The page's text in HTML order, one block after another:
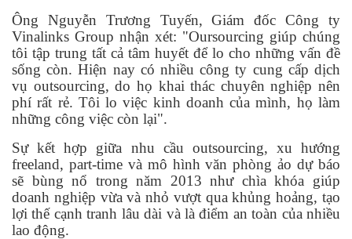
Ông Nguyễn Trương Tuyến, Giám đốc Công ty
Vinalinks Group nhận xét: "Oursourcing giúp chúng
tôi tập trung tất cả tâm huyết để lo cho những vấn đề
sống còn. Hiện nay có nhiều công ty cung cấp dịch
vụ outsourcing, do họ khai thác chuyên nghiệp nên
phí rất rẻ. Tôi lo việc kinh doanh của mình, họ làm
những công việc còn lại".
Sự kết hợp giữa nhu cầu outsourcing, xu hướng
freeland, part-time và mô hình văn phòng ảo dự báo
sẽ bùng nổ trong năm 2013 như chìa khóa giúp
doanh nghiệp vừa và nhỏ vượt qua khủng hoảng, tạo
lợi thế cạnh tranh lâu dài và là điểm an toàn của nhiều
lao động.